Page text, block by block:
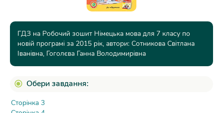
ГДЗ на Робочий зошит Німецька мова для 7 класу по
новій програмі за 2015 рік, автори: Сотникова Світлана
Іванівна, Гоголєва Ганна Володимирівна
Обери завдання:
Сторінка 3